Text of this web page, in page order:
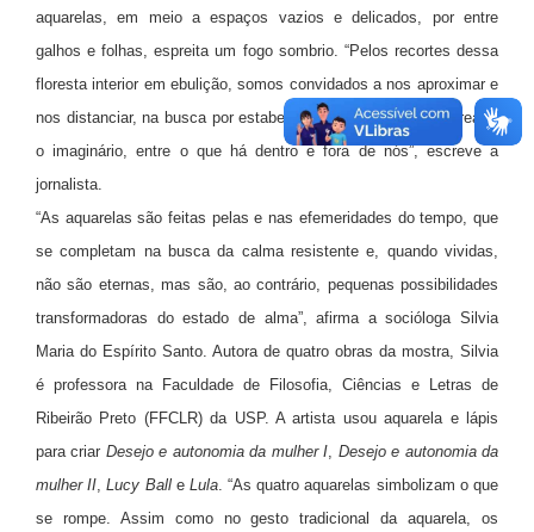
aquarelas, em meio a espaços vazios e delicados, por entre
galhos e folhas, espreita um fogo sombrio. “Pelos recortes dessa
floresta interior em ebulição, somos convidados a nos aproximar e
nos distanciar, na busca por estabelecer um diálogo entre o real e
o imaginário, entre o que há dentro e fora de nós”, escreve a
jornalista.
“As aquarelas são feitas pelas e nas efemeridades do tempo, que
se completam na busca da calma resistente e, quando vividas,
não são eternas, mas são, ao contrário, pequenas possibilidades
transformadoras do estado de alma”, afirma a socióloga Silvia
Maria do Espírito Santo. Autora de quatro obras da mostra, Silvia
é professora na Faculdade de Filosofia, Ciências e Letras de
Ribeirão Preto (FFCLR) da USP. A artista usou aquarela e lápis
para criar Desejo e autonomia da mulher I, Desejo e autonomia da
mulher II,Lucy Balle Lula. “As quatro aquarelas simbolizam o que
se rompe. Assim como no gesto tradicional da aquarela, os